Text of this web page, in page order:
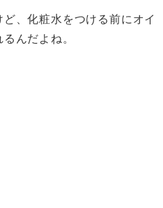
、化粧水をつける前にオイ
んだよね。